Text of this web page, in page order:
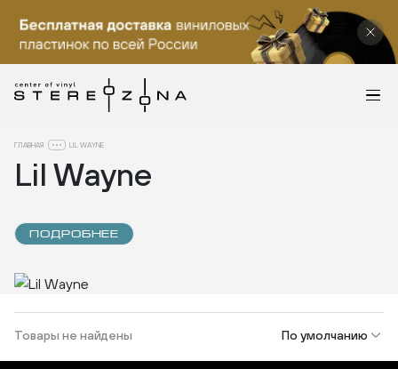
ГЛАВНАЯ LIL WAYNE
Lil Wayne
ПОДРОБНЕЕ
Товары не найдены По умолчанию